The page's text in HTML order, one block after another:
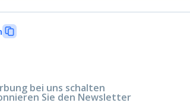
bei uns schalten
Sie den Newsletter